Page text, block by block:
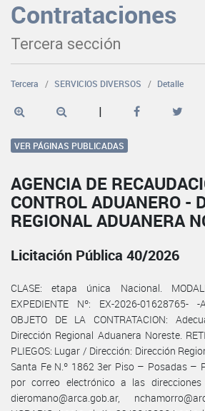
Contrataciones
Tercera sección
Tercera SERVICIOS DIVERSOS Detalle
|
VER PÁGINAS PUBLICADAS
AGENCIA DE
CONTROL ADUANERO -
REGIONAL ADUANERA
Licitación Pública 40/2026
CLASE: etapa única Nacional.
EXPEDIENTE Nº: EX-2026-01628765- -
OBJETO DE LA CONTRATACION:
Dirección Regional Aduanera Noreste.
PLIEGOS: Lugar / Dirección: Dirección
Santa Fe N.º 1862 3er Piso – Posadas –
por correo electrónico a las direcciones
dieromano@arca.gob.ar,